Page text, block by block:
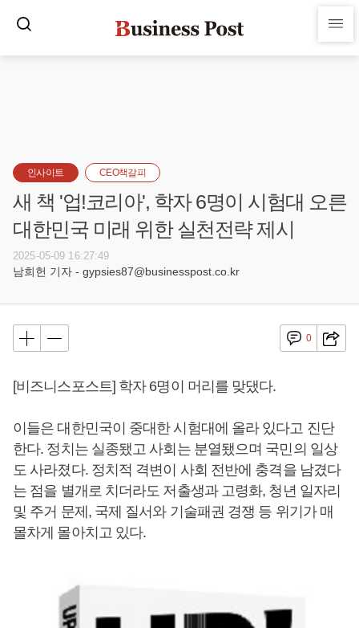
인사이트 CEO책갈피
새 책 '업!코리아', 학자 6명이 시험대 오른
대한민국 미래 위한 실천전략 제시
2025-05-09 16:27:49
남희헌 기자 - gypsies87@businesspost.co.kr
0
[비즈니스포스트] 학자 6명이 머리를 맞댔다.
이들은 대한민국이 중대한 시험대에 올라 있다고 진단
한다. 정치는 실종됐고 사회는 분열됐으며 국민의 일상
도 사라졌다. 정치적 격변이 사회 전반에 충격을 남겼다
는 점을 별개로 치더라도 저출생과 고령화, 청년 일자리
및 주거 문제, 국제 질서와 기술패권 경쟁 등 위기가 매
몰차게 몰아치고 있다.